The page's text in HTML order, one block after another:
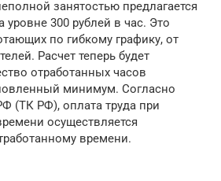
занятостью предлагается
уровне 300 рублей в час. Это
по гибкому графику, от
Расчет теперь будет
отработанных часов
минимум. Согласно
(ТК РФ), оплата труда при
осуществляется
времени.